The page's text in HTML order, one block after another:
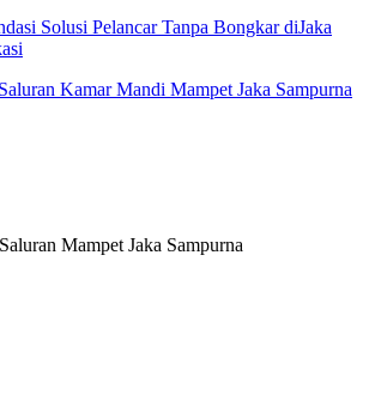
Solusi Pelancar Tanpa Bongkar diJaka
Kamar Mandi Mampet Jaka Sampurna
Mampet Jaka Sampurna